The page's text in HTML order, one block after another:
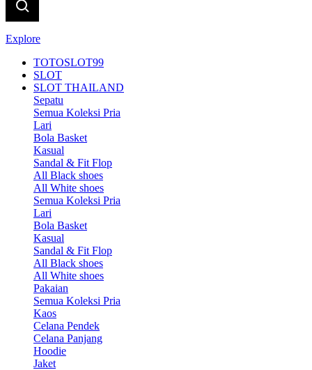
Explore
TOTOSLOT99
SLOT
SLOT THAILAND
Sepatu
Semua Koleksi Pria
Lari
Bola Basket
Kasual
Sandal & Fit Flop
All Black shoes
All White shoes
Semua Koleksi Pria
Lari
Bola Basket
Kasual
Sandal & Fit Flop
All Black shoes
All White shoes
Pakaian
Semua Koleksi Pria
Kaos
Celana Pendek
Celana Panjang
Hoodie
Jaket